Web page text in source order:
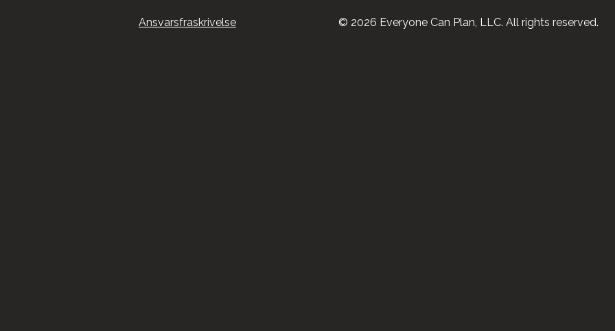
Ansvarsfraskrivelse © 2026 Everyone Can Plan, LLC. All rights reserved.